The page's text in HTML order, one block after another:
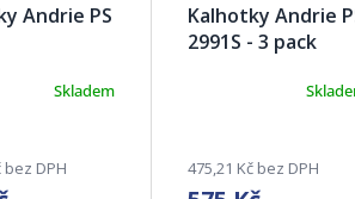
Andrie PS
Skladem
bez DPH
Kalhotky Andrie
2991S - 3 pack
475,21 Kč bez DPH